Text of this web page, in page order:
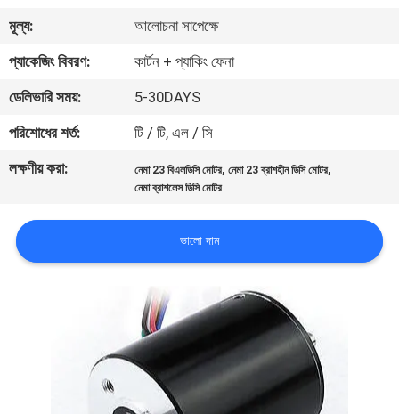
ভ্রমণ
মান
নিয়ন্ত্রণ
সাথে
যোগাযোগ
মূল্য:
আলোচনা সাপেক্ষে
প্যাকেজিং বিবরণ:
কার্টন + প্যাকিং ফেনা
ডেলিভারি সময়:
5-30DAYS
পরিশোধের শর্ত:
টি / টি, এল / সি
লক্ষণীয় করা:
নেমা 23 বিএলডিসি মোটর,নেমা 23 ব্রাশহীন ডিসি মোটর,
নেমা ব্রাশলেস ডিসি মোটর
ভালো দাম